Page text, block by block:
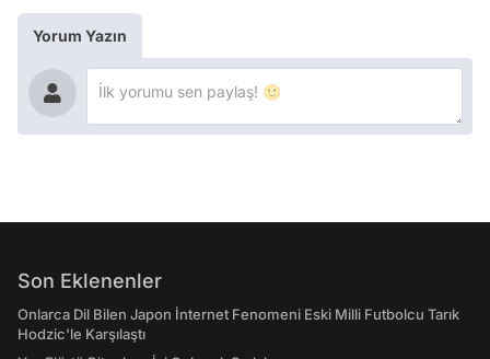
Yorum Yazın
Son Eklenenler
Onlarca Dil Bilen Japon İnternet Fenomeni Eski Milli Futbolcu Tarık
Hodzic'le Karşılaştı